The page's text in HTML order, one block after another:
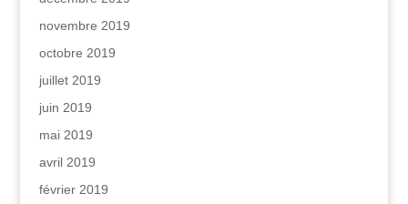
novembre 2019
octobre 2019
juillet 2019
juin 2019
mai 2019
avril 2019
février 2019